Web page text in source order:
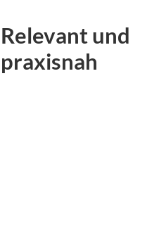
Relevant und
praxisnah